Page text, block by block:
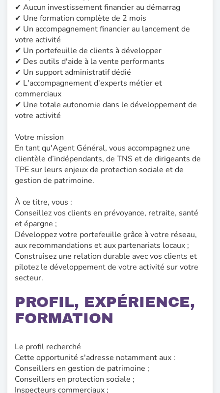
✔ Aucun investissement financier au démarrag
✔ Une formation complète de 2 mois
✔ Un accompagnement financier au lancement de
votre activité
✔ Un portefeuille de clients à développer
✔ Des outils d'aide à la vente performants
✔ Un support administratif dédié
✔ L'accompagnement d'experts métier et
commerciaux
✔ Une totale autonomie dans le développement de
votre activité
Votre mission
En tant qu'Agent Général, vous accompagnez une
clientèle d’indépendants, de TNS et de dirigeants de
TPE sur leurs enjeux de protection sociale et de
gestion de patrimoine.
À ce titre, vous :
Conseillez vos clients en prévoyance, retraite, santé
et épargne ;
Développez votre portefeuille grâce à votre réseau,
aux recommandations et aux partenariats locaux ;
Construisez une relation durable avec vos clients et
pilotez le développement de votre activité sur votre
secteur.
PROFIL, EXPÉRIENCE,
FORMATION
Le profil recherché
Cette opportunité s'adresse notamment aux :
Conseillers en gestion de patrimoine ;
Conseillers en protection sociale ;
Inspecteurs commerciaux ;